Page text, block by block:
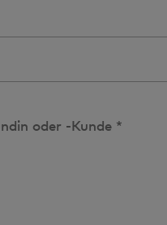
oder -Kunde *